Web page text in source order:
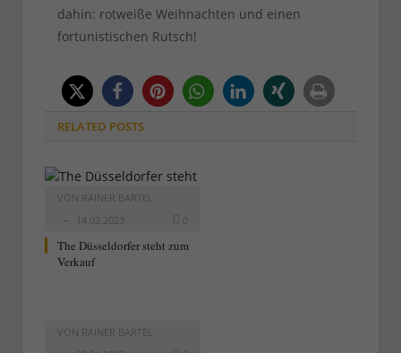
dahin: rotweiße Weihnachten und einen
fortunistischen Rutsch!
RELATED POSTS
VON RAINER BARTEL
14.02.2023
0
The Düsseldorfer steht zum
Verkauf
VON RAINER BARTEL